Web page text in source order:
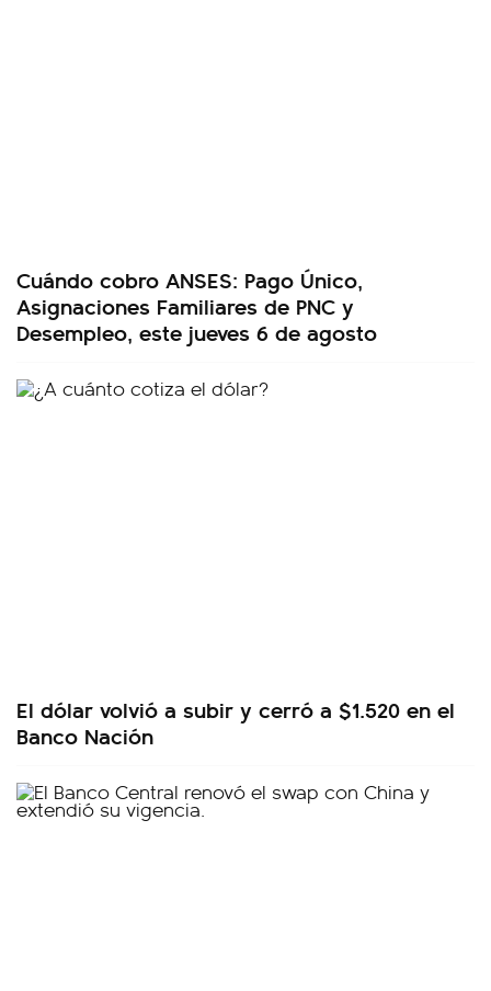
Cuándo cobro ANSES: Pago Único,
Asignaciones Familiares de PNC y
Desempleo, este jueves 6 de agosto
El dólar volvió a subir y cerró a $1.520 en el
Banco Nación